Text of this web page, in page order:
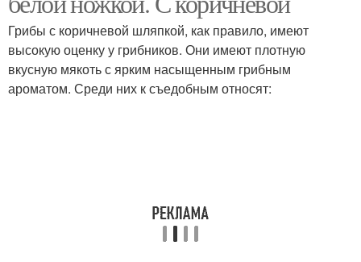
Грибы с коричневой шляпкой, как правило, имеют
высокую оценку у грибников. Они имеют плотную
вкусную мякоть с ярким насыщенным грибным
ароматом. Среди них к съедобным относят: